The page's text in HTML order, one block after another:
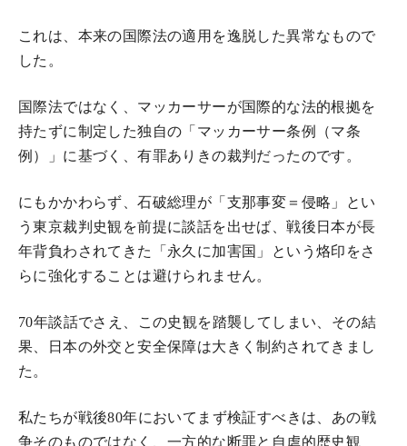
これは、本来の国際法の適用を逸脱した異常なもので
した。
国際法ではなく、マッカーサーが国際的な法的根拠を
持たずに制定した独自の「マッカーサー条例（マ条
例）」に基づく、有罪ありきの裁判だったのです。
にもかかわらず、石破総理が「支那事変＝侵略」とい
う東京裁判史観を前提に談話を出せば、戦後日本が長
年背負わされてきた「永久に加害国」という烙印をさ
らに強化することは避けられません。
70年談話でさえ、この史観を踏襲してしまい、その結
果、日本の外交と安全保障は大きく制約されてきまし
た。
私たちが戦後80年においてまず検証すべきは、あの戦
争そのものではなく、一方的な断罪と自虐的歴史観